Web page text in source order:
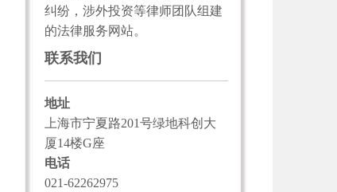
纠纷，涉外投资等律师团队组建
的法律服务网站。
联系我们
地址
上海市宁夏路201号绿地科创大
厦14楼G座
电话
021-62262975